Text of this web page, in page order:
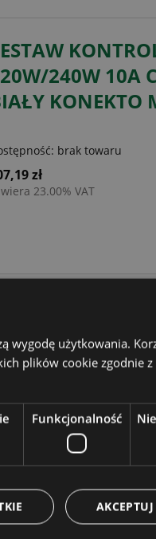
240W 10A
KONEKTO
brak towaru
zł
23.00% VAT
KONTROLER
120W/240W 10A
zł
23.00% VAT
wygodę użytkowania.
plików cookie zgodnie
Funkcjonalność